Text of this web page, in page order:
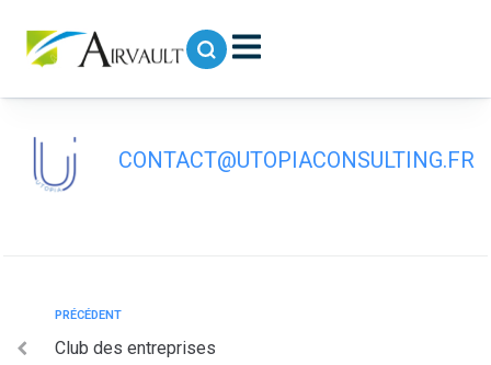
Club informatique de Tessonnière
CONTACT@UTOPIACONSULTING.FR
PRÉCÉDENT
Club des entreprises